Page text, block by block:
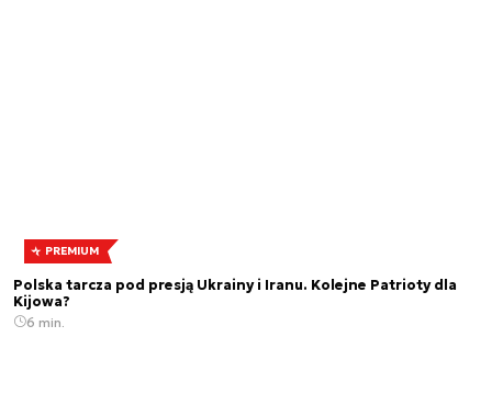
PREMIUM
Polska tarcza pod presją Ukrainy i Iranu. Kolejne Patrioty dla
Kijowa?
6 min.